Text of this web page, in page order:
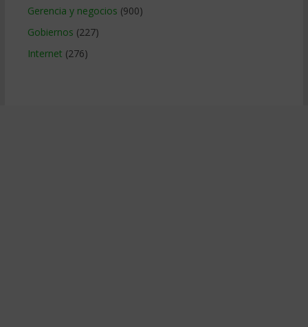
Gerencia y negocios (900)
Gobiernos (227)
Internet (276)